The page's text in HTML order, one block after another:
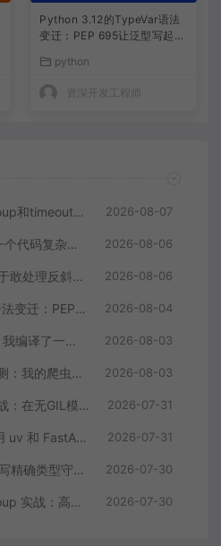
Python 3.12的TypeVar语法
变迁：PEP 695让泛型写起来
python
资深开发工程师
Python asyncio.TaskGroup和timeout实战：并发任务取消终于不用靠猜了 2026-08-07
Python AST实战：手写一个代码复杂度检测工具，比你自己数还准 2026-08-06
Python 3.12的f-string终于敢处理反斜杠和引号了，这不是小打小闹 2026-08-06
Python 3.12的TypeVar语法变迁：PEP 695让泛型写起来像呼吸一样自然 2026-08-04
Python 3.13 JIT初体验：我编译了一个带JIT的Python，性能提升竟然只有这么多？ 2026-08-03
Python 3.13 自由线程实测：我的爬虫终于能真正并行跑起来了 2026-08-03
Python 3.13 自由线程实战：在无GIL模式下释放多核CPU的真正性能 2026-07-31
Python 工具链新体验：用 uv 和 FastAPI 十分钟搭建一个标准化 REST API 2026-07-31
Python TypeIs 实战：编写精确类型守卫告别类型检查器的误判 2026-07-30
Python asyncio.TaskGroup 实战：高并发采集API数据的正确姿势 2026-07-30